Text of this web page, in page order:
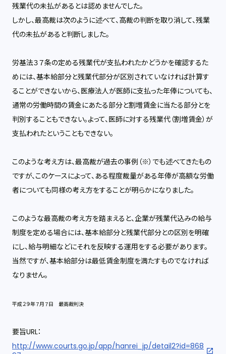
残業代の未払があるとは認めませんでした。
しかし、最高裁は次のように述べて、高裁の判断を取り消して、残業
代の未払があると判断しました。
労基法３７条の定める残業代が支払われたかどうかを確認するた
めには、基本給部分と残業代部分が区別されていなければ計算す
ることができないから、医療法人が医師に支払った年俸についても、
通常の労働時間の賃金にあたる部分と割増賃金に当たる部分とを
判別することもできない。よって、医師に対する残業代（割増賃金）が
支払われたということもできない。
このような考え方は、最高裁が過去の事例（※）でも述べてきたもの
ですが、このケースによって、ある程度裁量がある年俸が高額な労働
者についても同様の考え方をすることが明らかになりました。
このような最高裁の考え方を踏まえると、企業が残業代込みの給与
制度を定める場合には、基本給部分と残業代部分との区別を明確
にし、給与明細などにそれを反映する運用をする必要があります。
当然ですが、基本給部分は最低賃金制度を満たすものでなければ
なりません。
平成２９年７月７日 最高裁判決
要旨URL：
http://www.courts.go.jp/app/hanrei_jp/detail2?id=868